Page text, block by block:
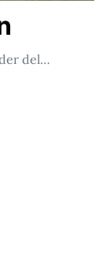
del…